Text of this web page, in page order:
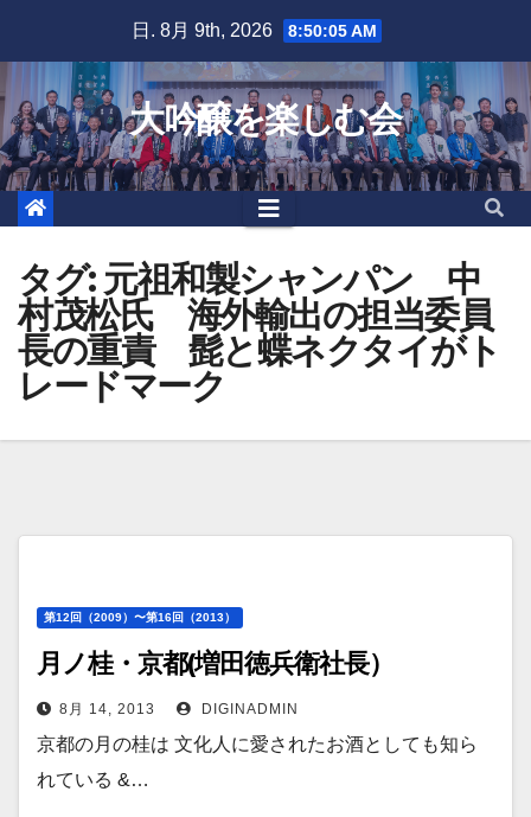
content
日. 8月 9th, 2026 8:50:06 AM
大吟醸を楽しむ会
タグ: 元祖和製シャンパン 中
村茂松氏 海外輸出の担当委員
長の重責 髭と蝶ネクタイがト
レードマーク
第12回（2009）〜第16回（2013）
月ノ桂・京都(増田徳兵衛社長）
8月 14, 2013 DIGINADMIN
京都の月の桂は 文化人に愛されたお酒としても知ら
れている &…